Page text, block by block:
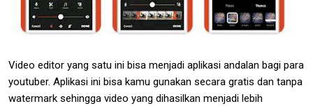
Video editor yang satu ini bisa menjadi aplikasi andalan bagi para
youtuber. Aplikasi ini bisa kamu gunakan secara gratis dan tanpa
watermark sehingga video yang dihasilkan menjadi lebih